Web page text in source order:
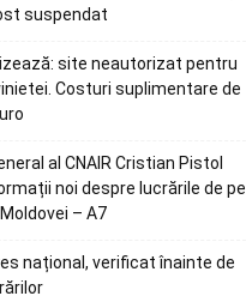
suspendat
site neautorizat pentru
Costuri suplimentare de
al CNAIR Cristian Pistol
noi despre lucrările de pe
– A7
național, verificat înainte de